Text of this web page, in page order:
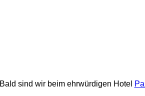
Bald sind wir beim ehrwürdigen Hotel